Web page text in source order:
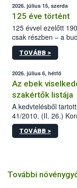
2026. július 15, szerda
125 éve történt
125 évvel ezelőtt
csak részben – a
állomás a Kis Rókus
tervezett új épületébe.
TOVÁBB >
2026. július 6, hétfő
Az ebek
szakértők listája
A kedvtelésből
41/2010. (II. 26.)
sérülés, illetve
hatósági
TOVÁBB >
További